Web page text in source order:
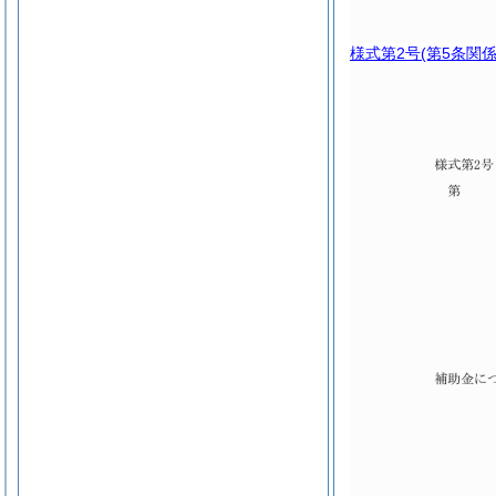
様式第2号(第5条関